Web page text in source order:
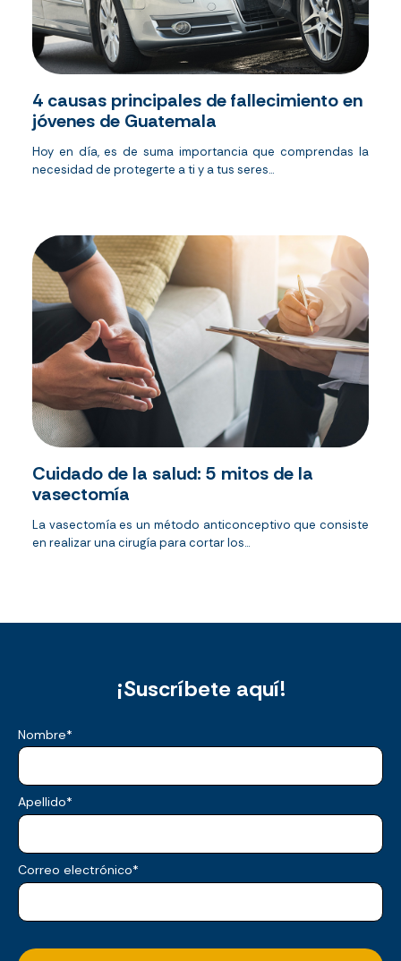
4 causas principales de fallecimiento en
jóvenes de Guatemala
Hoy en día, es de suma importancia que comprendas la
necesidad de protegerte a ti y a tus seres...
Cuidado de la salud: 5 mitos de la
vasectomía
La vasectomía es un método anticonceptivo que consiste
en realizar una cirugía para cortar los...
¡Suscríbete aquí!
Nombre*
Apellido*
Correo electrónico*